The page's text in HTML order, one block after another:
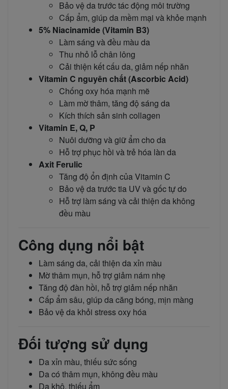
Bảo vệ da trước tác động môi trường
Cấp ẩm, giúp da mềm mại và khỏe mạnh
5% Niacinamide (Vitamin B3)
Làm sáng và đều màu da
Thu nhỏ lỗ chân lông
Cải thiện kết cấu da, giảm nếp nhăn
Vitamin C nguyên chất (Ascorbic Acid)
Chống oxy hóa mạnh mẽ
Làm mờ thâm, tăng độ sáng da
Kích thích sản sinh collagen
Vitamin E, Q, P
Nuôi dưỡng và giữ ẩm cho da
Hỗ trợ phục hồi và trẻ hóa làn da
Axit Ferulic
Tăng độ ổn định của Vitamin C
Bảo vệ da trước tia UV và gốc tự do
Hỗ trợ làm sáng và cải thiện da không
đều màu
Công dụng nổi bật
Làm sáng da, cải thiện da xỉn màu
Mờ thâm mụn, hỗ trợ giảm nám nhẹ
Tăng độ đàn hồi, hỗ trợ giảm nếp nhăn
Cấp ẩm sâu, giúp da căng bóng, mịn màng
Bảo vệ da khỏi stress oxy hóa
Đối tượng sử dụng
Da xỉn màu, thiếu sức sống
Da có thâm mụn, không đều màu
Da khô, thiếu ẩm